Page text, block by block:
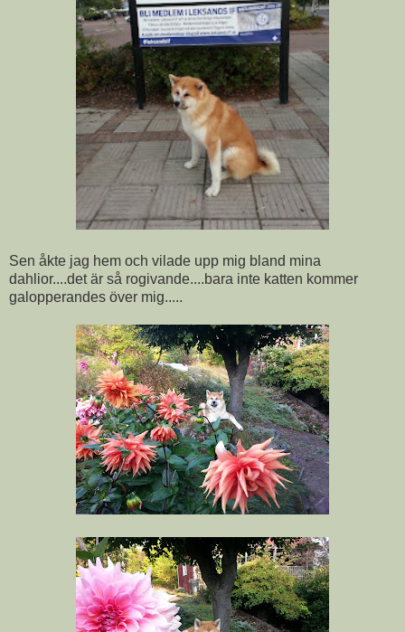
Sen åkte jag hem och vilade upp mig bland mina
dahlior....det är så rogivande....bara inte katten kommer
galopperandes över mig.....